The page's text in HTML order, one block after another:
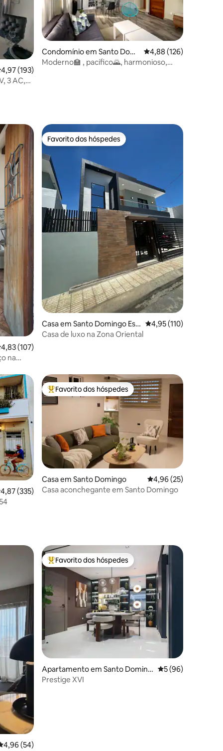
média de 4,97 em 5 estrelas, 193avaliações
4,97 (193)
3 AC,
Condomínio em Santo Domi
ngo
Classificação média
4,88 (126)
Moderno🏫 , pacífico🌄, harmonioso,
média de 4,83 em 5 estrelas, 107avaliações
4,83 (107)
na
Favorito dos hóspedes
Favorito dos hóspedes
Casa em Santo Domingo Est
e
Classificação média
4,95 (110)
Casa de luxo na Zona Oriental
média de 4,87 em 5 estrelas, 335avaliações
4,87 (335)
Favoritos dos hóspedes mais apreciados
Favorito dos hóspedes
Casa em Santo Domingo Classificação média
4,96 (25)
Casa aconchegante em Santo Domingo
média de 4,96 em 5 estrelas, 54avaliações
4,96 (54)
Favoritos dos hóspedes mais apreciados
Favorito dos hóspedes
Apartamento em Santo Doming
o
Classificação
5 (96)
Prestige XVI